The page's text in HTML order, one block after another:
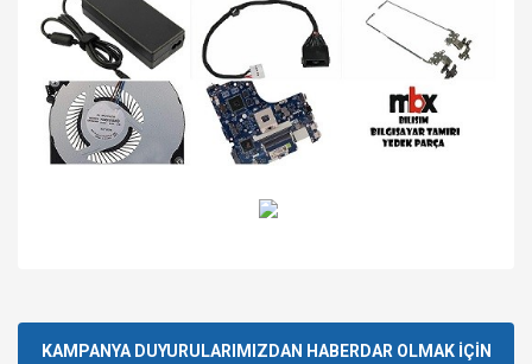
kullanarak tarafımıza iletebilirsiniz.
Görüş ve önerileriniz için teşekkür ederiz.
KAMPANYA DUYURULARIMIZDAN HABERDAR OLMAK İÇİN